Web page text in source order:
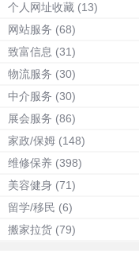
个人网址收藏 (13)
网站服务 (68)
致富信息 (31)
物流服务 (30)
中介服务 (30)
展会服务 (86)
家政/保姆 (148)
维修保养 (398)
美容健身 (71)
留学/移民 (6)
搬家拉货 (79)